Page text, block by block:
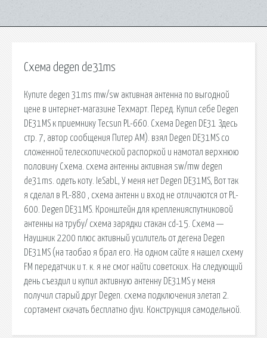
Схема degen de31ms
Купите degen 31ms mw/sw активная антенна по выгодной
цене в интернет-магазине Техмарт. Перед. Купил себе Degen
DE31MS к приемнику Tecsun PL-660. Схема Degen DE31 Здесь
стр. 7, автор сообщения Питер АМ). взял Degen DE31MS со
сложенной телескопической распоркой и намотал верхнюю
половину Схема. схема антенны активная sw/mw degen
de31ms. одеть коту. IeSabL, У меня нет Degen DE31MS, Вот так
я сделал в PL-880 , схема антенн и вход не отличаются от PL-
600. Degen DE31MS. Кронштейн для крепленияспутниковой
антенны на трубу/ схема зарядки стакан cd-15. Схема —
Наушник 2200 плюс активный усилитель от дегена Degen
DE31MS (на таобао я брал его. На одном сайте я нашел схему
FM передатчик и т. к. я не смог найти советских. На следующий
день съездил и купил активную антенну DE31MS у меня
получил старый друг Degen. схема подключения элетап 2.
сортамент скачать бесплатно djvu. Конструкция самодельной.